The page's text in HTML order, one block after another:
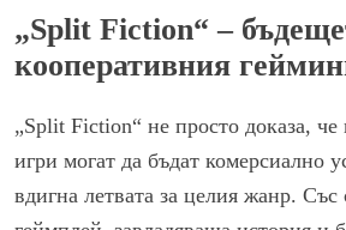
„Split Fiction“ –
кооперативния
„Split Fiction“ не просто доказа, че
игри могат да бъдат комерсиално
вдигна летвата за целия жанр. Със